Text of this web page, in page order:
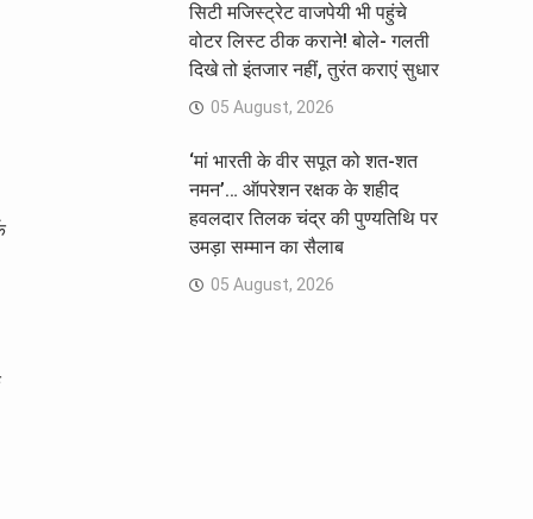
सिटी मजिस्ट्रेट वाजपेयी भी पहुंचे
वोटर लिस्ट ठीक कराने! बोले- गलती
दिखे तो इंतजार नहीं, तुरंत कराएं सुधार
05 August, 2026
‘मां भारती के वीर सपूत को शत-शत
नमन’… ऑपरेशन रक्षक के शहीद
हवलदार तिलक चंद्र की पुण्यतिथि पर
उमड़ा सम्मान का सैलाब
05 August, 2026